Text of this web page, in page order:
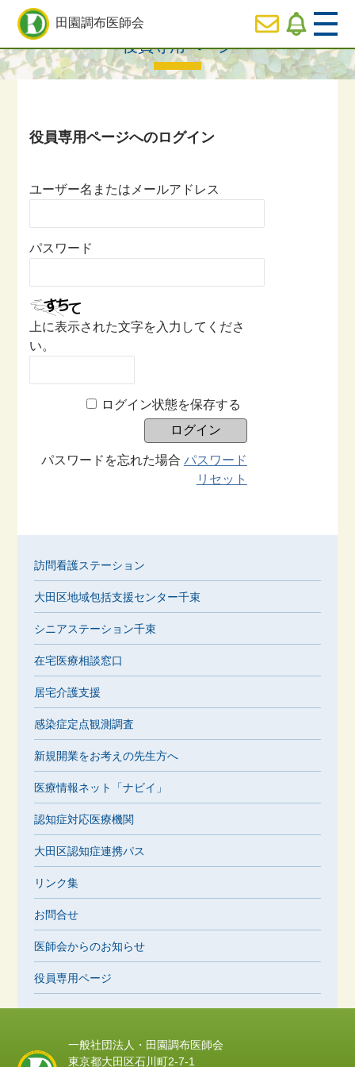
田園調布医師会
  HOME
  役員専用ページ
HOME>
役員専用ページ
ユーザー名またはメールアドレス
パスワード
上に表示された文字を入力してくださ
い。
ログイン状態を保存する
パスワードを忘れた場合 パスワード
リセット
訪問看護ステーション
大田区地域包括支援センター千束
シニアステーション千束
在宅医療相談窓口
居宅介護支援
感染症定点観測調査
新規開業をお考えの先生方へ
医療情報ネット「ナビイ」
認知症対応医療機関
大田区認知症連携パス
リンク集
お問合せ
医師会からのお知らせ
役員専用ページ
一般社団法人・田園調布医師会
東京都大田区石川町2-7-1